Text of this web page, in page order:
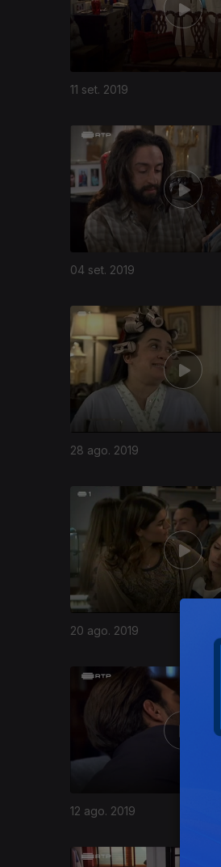
11 set. 2019
04 set. 2019
28 ago. 2019
424179
20 ago. 2019
12 ago. 2019
420707